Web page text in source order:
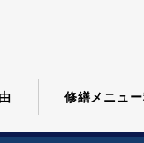
修繕メニュ